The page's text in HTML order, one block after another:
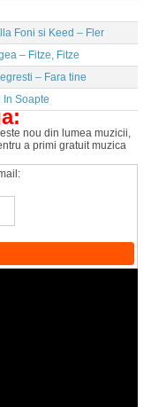
Foni si Keed – Fler
– Fitze, Fitze
– Fara tine
In Soapte
nou din lumea muzicii,
a primi gratuit muzica